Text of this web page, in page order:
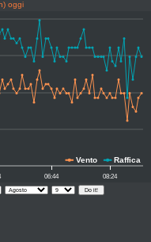
oggi